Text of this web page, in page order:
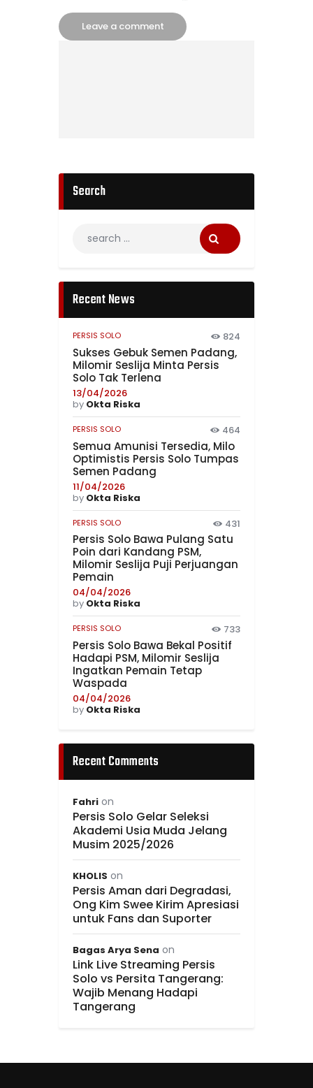
Search
Recent News
PERSIS SOLO 824
Sukses Gebuk Semen Padang,
Milomir Seslija Minta Persis
Solo Tak Terlena
13/04/2026
by Okta Riska
PERSIS SOLO 464
Semua Amunisi Tersedia, Milo
Optimistis Persis Solo Tumpas
Semen Padang
11/04/2026
by Okta Riska
PERSIS SOLO 431
Persis Solo Bawa Pulang Satu
Poin dari Kandang PSM,
Milomir Seslija Puji Perjuangan
Pemain
04/04/2026
by Okta Riska
PERSIS SOLO 733
Persis Solo Bawa Bekal Positif
Hadapi PSM, Milomir Seslija
Ingatkan Pemain Tetap
Waspada
04/04/2026
by Okta Riska
Recent Comments
Fahri on
Persis Solo Gelar Seleksi
Akademi Usia Muda Jelang
Musim 2025/2026
KHOLIS on
Persis Aman dari Degradasi,
Ong Kim Swee Kirim Apresiasi
untuk Fans dan Suporter
Bagas Arya Sena on
Link Live Streaming Persis
Solo vs Persita Tangerang:
Wajib Menang Hadapi
Tangerang